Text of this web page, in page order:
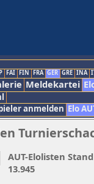
FAI FIN FRA GER GRE INA
Meldekartei
anmelden Elo
AUT-Elolisten
13.945